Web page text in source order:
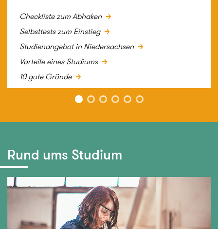
Duales Studium, praxisintegrierend
Fernstudium
Teilzeitstudium
Hochschulmerkmale
Hochschultyp
Universität
Fachhochschule
Künstlerische Hochschule
Checkliste zum Abhaken
Selbsttests zum Einstieg
Studienangebot in Niedersachsen
Vorteile eines Studiums
10 gute Gründe
Rund ums Studium